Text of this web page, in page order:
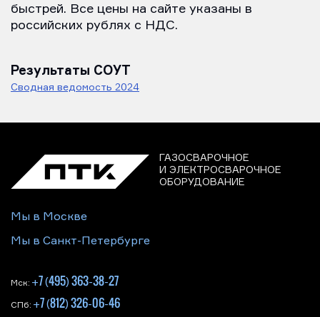
быстрей. Все цены на сайте указаны в
российских рублях с НДС.
Результаты СОУТ
Сводная ведомость 2024
ГАЗОСВАРОЧНОЕ
И ЭЛЕКТРОСВАРОЧНОЕ
ОБОРУДОВАНИЕ
Мы в Москве
Мы в Санкт-Петербурге
Мск: +7 (495) 363-38-27
СПб: +7 (812) 326-06-46